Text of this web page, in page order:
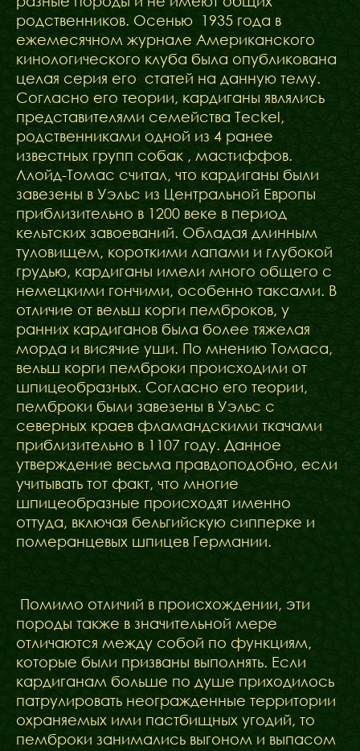
родственников. Осенью 1935 года в
ежемесячном журнале Американского
кинологического клуба была опубликована
целая серия его статей на данную тему.
Согласно его теории, кардиганы являлись
представителями семейства Teckel,
родственниками одной из 4 ранее
известных групп собак , мастиффов.
Ллойд-Томас считал, что кардиганы были
завезены в Уэльс из Центральной Европы
приблизительно в 1200 веке в период
кельтских завоеваний. Обладая длинным
туловищем, короткими лапами и глубокой
грудью, кардиганы имели много общего с
немецкими гончими, особенно таксами. В
отличие от вельш корги пемброков, у
ранних кардиганов была более тяжелая
морда и висячие уши. По мнению Томаса,
вельш корги пемброки происходили от
шпицеобразных. Согласно его теории,
пемброки были завезены в Уэльс с
северных краев фламандскими ткачами
приблизительно в 1107 году. Данное
утверждение весьма правдоподобно, если
учитывать тот факт, что многие
шпицеобразные происходят именно
оттуда, включая бельгийскую сипперке и
померанцевых шпицев Германии.
Помимо отличий в происхождении, эти
породы также в значительной мере
отличаются между собой по функциям,
которые были призваны выполнять. Если
кардиганам больше по душе приходилось
патрулировать неогражденные территории
охраняемых ими пастбищных угодий, то
пемброки занимались выгоном и выпасом